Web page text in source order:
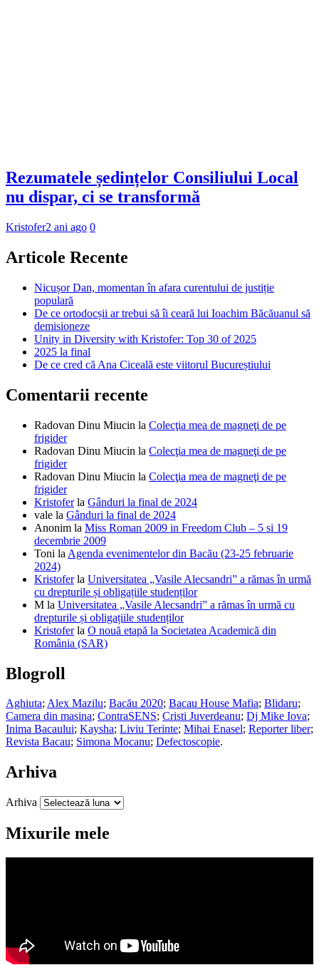
Rezumatele ședințelor Consiliului Local
nu dispar, ci se transformă
Kristofer2 ani ago 0
Articole Recente
Nicușor Dan, momentan în afara curentului de justiție
populară
De ce ortodocșii ar trebui să îi ceară lui Ioachim Băcăuanul să
demisioneze
Unity in Diversity with Kristofer: Top 30 of 2025
2025 la final
De ce cred că Ana Ciceală este viitorul Bucureștiului
Comentarii recente
Radovan Dinu Miucin la Colecţia mea de magneţi de pe
frigider
Radovan Dinu Miucin la Colecţia mea de magneţi de pe
frigider
Radovan Dinu Miucin la Colecţia mea de magneţi de pe
frigider
Kristoferla Gânduri la final de 2024
vale la Gânduri la final de 2024
Anonim la Miss Roman 2009 in Freedom Club – 5 si 19
decembrie 2009
Toni la Agenda evenimentelor din Bacău (23-25 februarie
2024)
Kristoferla Universitatea „Vasile Alecsandri” a rămas în urmă
cu drepturile și obligațiile studenților
M la Universitatea „Vasile Alecsandri” a rămas în urmă cu
drepturile și obligațiile studenților
Kristoferla O nouă etapă la Societatea Academică din
România (SAR)
Blogroll
Aghiuta;Alex Mazilu; Bacău 2020; Bacau House Mafia; Blidaru;
Camera din masina; ContraSENS; Cristi Juverdeanu; Dj Mike Iova;
Inima Bacaului; Kaysha; Liviu Terinte; Mihai Enasel; Reporter liber;
Revista Bacau; Simona Mocanu; Defectoscopie.
Arhiva
Arhiva
Mixurile mele